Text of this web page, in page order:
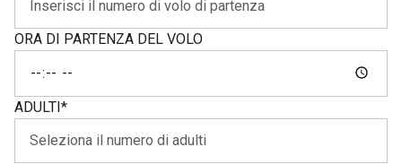
ORA DI PARTENZA DEL VOLO
ADULTI*